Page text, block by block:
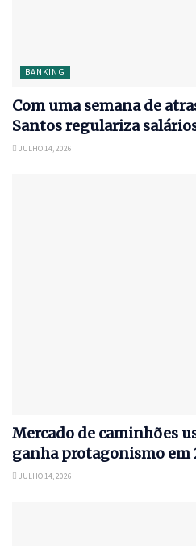
BANKING
Com uma semana de
Santos regulariza
JULHO 14, 2026
Mercado de caminhões
ganha protagonismo em
JULHO 14, 2026